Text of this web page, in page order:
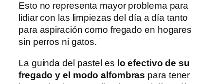
Esto no representa mayor problema para
lidiar con las limpiezas del día a día tanto
para aspiración como fregado en hogares
sin perros ni gatos.
La guinda del pastel es lo efectivo de su
fregado y el modo alfombras para tener